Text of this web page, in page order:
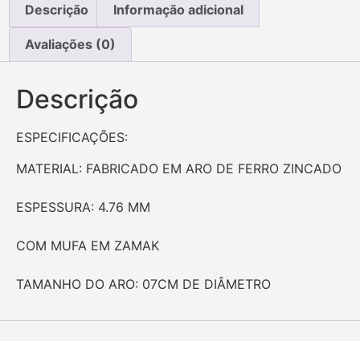
Descrição Informação adicional
Avaliações (0)
Descrição
ESPECIFICAÇÕES:
MATERIAL: FABRICADO EM ARO DE FERRO ZINCADO
ESPESSURA: 4.76 MM
COM MUFA EM ZAMAK
TAMANHO DO ARO: 07CM DE DIÂMETRO